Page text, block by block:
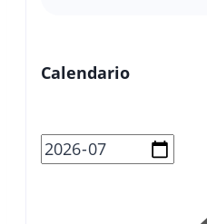
Calendario